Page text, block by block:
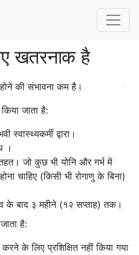
खतरनाक है
की संभावना कम है।
जाता है:
स्वास्थ्यकर्मी द्वारा।
।
जो कुछ भी योनि और गर्भ में
चाहिए (किसी भी रोगाणु के बिना)
के बाद ३ महीने (१२ सप्ताह) तक।
है:
के लिए प्रशिक्षित नहीं किया गया